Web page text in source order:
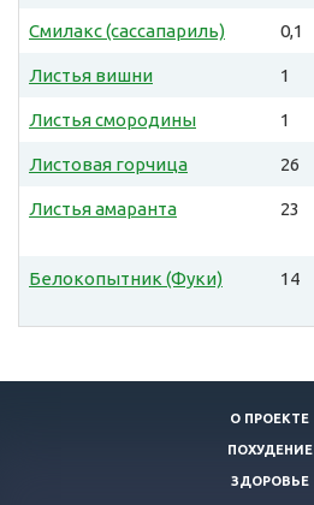
Смилакс (сассапариль) 0,1
Листья вишни 1
Листья смородины 1
Листовая горчица 26
Листья амаранта 23
Белокопытник (Фуки) 14
О ПРОЕКТЕ
ПОХУДЕНИЕ
ЗДОРОВЬЕ